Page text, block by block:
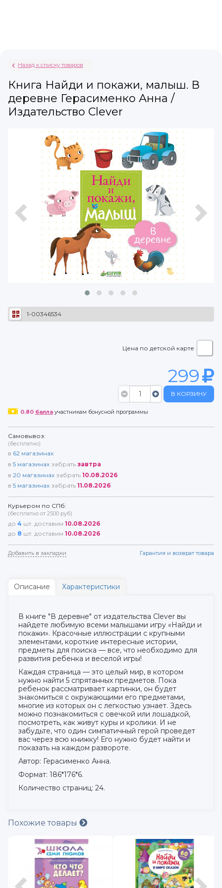
Назад к списку товаров
Книга Найди и покажи, малыш. В
деревне Герасименко Анна /
Издательство Clever
1-00346534
Цена по детской карте
299
В КОРЗИНУ
0.80 баллаучастникам бонусной программы
Самовывоз:
(бесплатно)
в 62 магазинах
в 5 магазинах забрать завтра
в 20 магазинах забрать 10.08.2026
в 5 магазинах забрать 11.08.2026
Курьером по СПб:
(бесплатно от 2500 руб)
до 4 шт. доставим 10.08.2026
до 8 шт. доставим 10.08.2026
Добавить в закладки Гарантия и возврат товара
Описание Характеристики
В книге "В деревне" от издательства Clever вы
найдете любимую всеми малышами игру «Найди и
покажи». Красочные иллюстрации с крупными
элементами, короткие интересные истории,
предметы для поиска — все, что необходимо для
развития ребенка и веселой игры!
Каждая страница — это целый мир, в котором
нужно найти 5 спрятанных предметов. Пока
ребенок рассматривает картинки, он будет
знакомиться с окружающими его предметами,
многие из которых он с легкостью узнает. Здесь
можно познакомиться с овечкой или лошадкой,
посмотреть, как живут куры и кролики. И не
забудьте, что один симпатичный герой проведет
вас через всю книжку! Его нужно будет найти и
показать на каждом развороте.
Автор: Герасименко Анна.
Формат: 186*176*6.
Количество страниц: 24.
Похожие товары